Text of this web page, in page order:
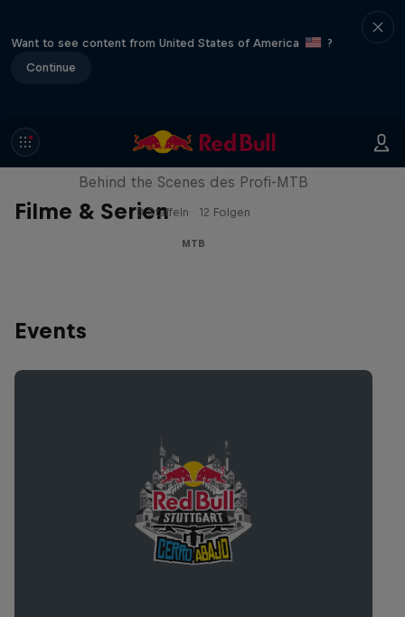
Want to see content from United States of America
?
Continue
Filme & Serien
Downtime
Behind the Scenes des Profi-MTB
3 Staffeln · 12 Folgen
MTB
Events